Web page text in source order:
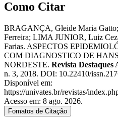
Como Citar
BRAGANÇA, Gleide Maria
Ferreira; LIMA JUNIOR, Luiz
Farias. ASPECTOS
COM DIAGNOSTICO DE
NORDESTE. Revista Destaques
n. 3, 2018. DOI: 10.22410/
Disponível em:
https://univates.br/revistas/
Acesso em: 8 ago. 2026.
Fomatos de Citação